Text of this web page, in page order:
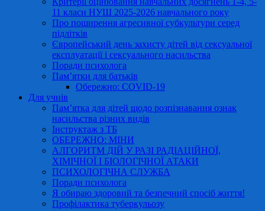
11 класи НУШ 2025-2026 навчального року
Про поширення агресивної субкультури серед
підлітків
Європейський день захисту дітей від сексуальної
експлуатації і сексуального насильства
Поради психолога
Пам’ятки для батьків
Обережно: COVID-19
Для учнів
Пам’ятка для дітей щодо розпізнавання ознак
насильства різних видів
Інструктаж з ТБ
ОБЕРЕЖНО: МІНИ
АЛГОРИТМ ДІЙ У РАЗІ РАДІАЦІЙНОЇ,
ХІМІЧНОЇ І БІОЛОГІЧНОЇ АТАКИ
ПСИХОЛОГІЧНА СЛУЖБА
Поради психолога
Я обираю здоровий та безпечний спосіб життя!
Профілактика туберкульозу